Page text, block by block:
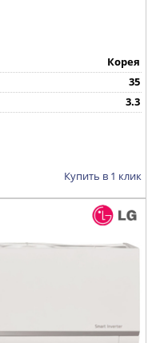
Корея
35
3.3
Купить в 1 клик